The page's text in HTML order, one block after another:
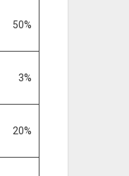
50%
3%
20%